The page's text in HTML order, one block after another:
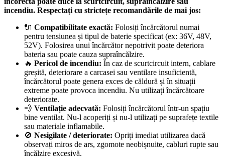
incendiu. Respectați cu strictețe recomandările de mai jos:
🔌 Compatibilitate exactă: Folosiți încărcătorul numai
pentru tensiunea și tipul de baterie specificat (ex: 36V, 48V,
52V). Folosirea unui încărcător nepotrivit poate deteriora
bateria sau poate cauza supraîncălzire.
🔥 Pericol de incendiu: În caz de scurtcircuit intern, cablare
greșită, deteriorare a carcasei sau ventilare insuficientă,
încărcătorul poate genera exces de căldură și în situații
extreme poate provoca incendiu. Nu utilizați încărcătoare
deteriorate.
💨 Ventilație adecvată: Folosiți încărcătorul într-un spațiu
bine ventilat. Nu-l acoperiți și nu-l utilizați pe suprafețe textile
sau materiale inflamabile.
🚫 Nesigilate / deteriorate: Opriți imediat utilizarea dacă
observați miros de ars, zgomote neobișnuite, cabluri rupte sau
încălzire excesivă.